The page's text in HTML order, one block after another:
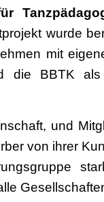
wurde
mit
die BBTK als
und
von ihrer